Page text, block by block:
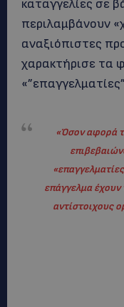
καταγγελίες σε
περιλαμβάνουν
αναξιόπιστες
χαρακτήρισε τα
«Όσον αφορά
επάγγελμα έχουν
αντίστοιχους